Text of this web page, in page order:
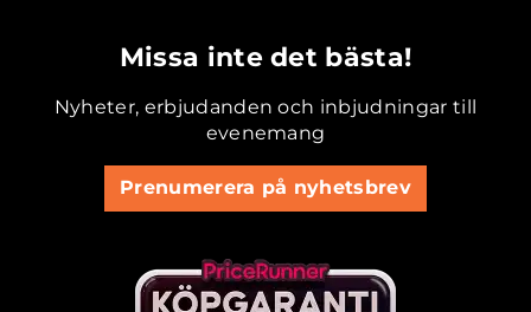
Missa inte det bästa!
Nyheter, erbjudanden och inbjudningar till
evenemang
Prenumerera på nyhetsbrev